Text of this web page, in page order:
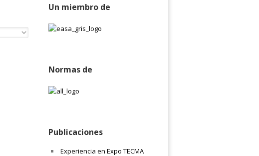
Un miembro de
Normas de
Publicaciones
Experiencia en Expo TECMA